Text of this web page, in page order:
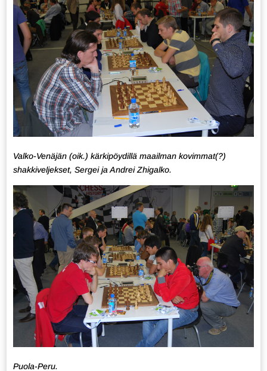
Valko-Venäjän (oik.) kärkipöydillä maailman kovimmat(?)
shakkiveljekset, Sergei ja Andrei Zhigalko.
Puola-Peru.